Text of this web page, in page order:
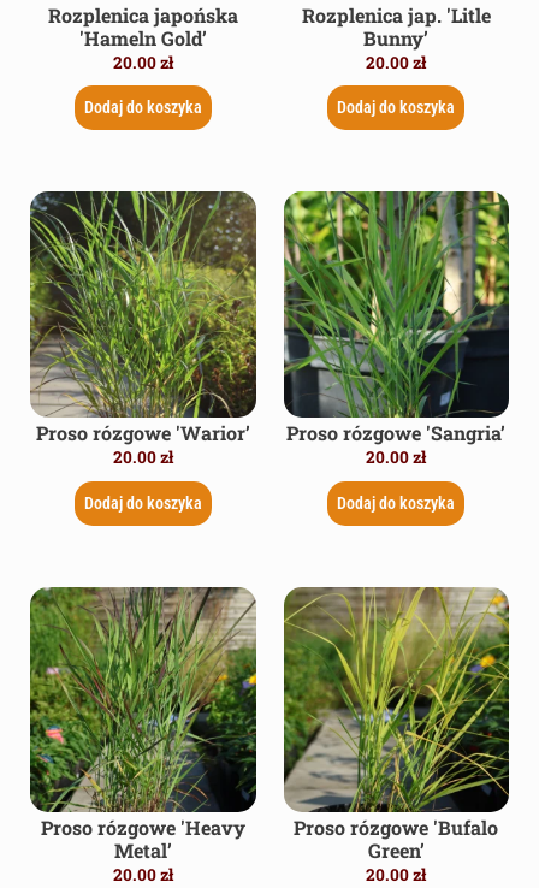
Rozplenica japońska
'Hameln Gold’
20.00zł
Dodaj do koszyka
Rozplenica jap. 'Litle
Bunny’
20.00zł
Dodaj do koszyka
Proso rózgowe 'Warior’
20.00zł
Dodaj do koszyka
Proso rózgowe 'Sangria’
20.00zł
Dodaj do koszyka
Proso rózgowe 'Heavy
Metal’
20.00zł
Proso rózgowe 'Bufalo
Green’
20.00zł